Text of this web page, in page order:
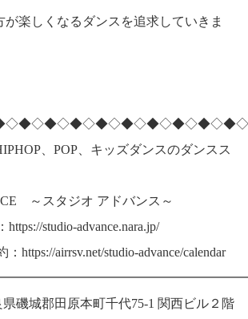
が楽しくなるダンスを追求していきま
、POP、キッズダンスのダンスス
～スタジオ アドバンス～
https://studio-advance.nara.jp/
： https://airrsv.net/studio-advance/calendar
磯城郡田原本町千代75-1 関西ビル２階